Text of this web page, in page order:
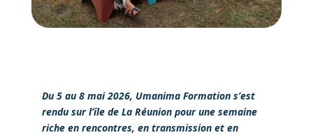
Du 5 au 8 mai 2026, Umanima Formation s’est
rendu sur l’île de La Réunion pour une semaine
riche en rencontres, en transmission et en